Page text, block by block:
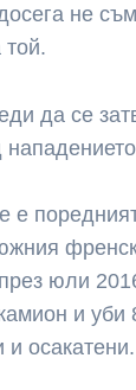
не
той.
да се
е
юли
и
осакатени.